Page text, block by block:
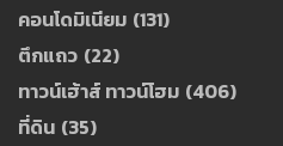
คอนโดมิเนียม (131)
ตึกแถว (22)
ทาวน์เฮ้าส์ ทาวน์โฮม (406)
ที่ดิน (35)